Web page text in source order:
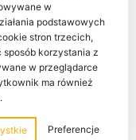
byHabiter Studio
w
podstawowych
stron trzecich,
sposób korzystania z
w przeglądarce
ma również
Preferencje